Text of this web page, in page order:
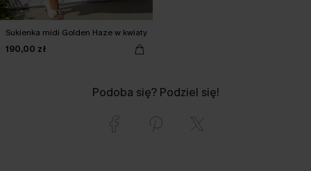
Sukienka midi Golden Haze w kwiaty
190,00 zł
Podoba się? Podziel się!